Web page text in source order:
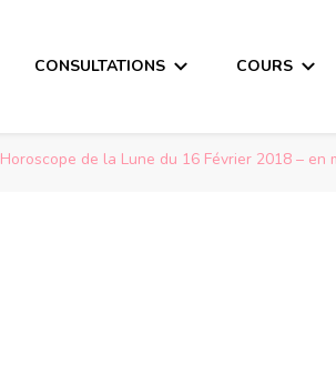
CONSULTATIONS COURS
Horoscope de la Lune du 16 Février 2018 – en